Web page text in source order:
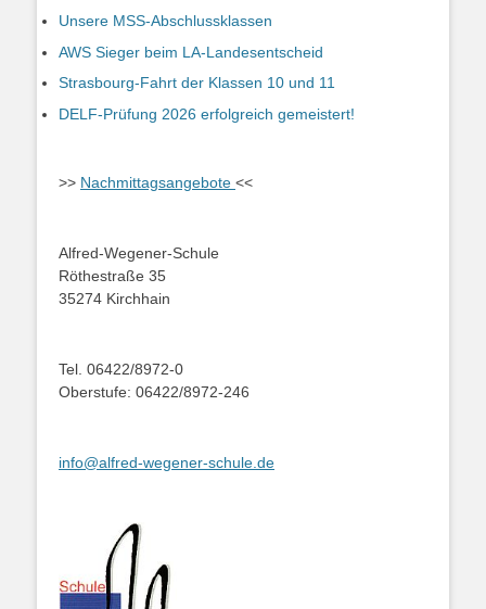
Unsere MSS-Abschlussklassen
AWS Sieger beim LA-Landesentscheid
Strasbourg-Fahrt der Klassen 10 und 11
DELF-Prüfung 2026 erfolgreich gemeistert!
>> Nachmittagsangebote <<
Alfred-Wegener-Schule
Röthestraße 35
35274 Kirchhain
Tel. 06422/8972-0
Oberstufe: 06422/8972-246
info@alfred-wegener-schule.de